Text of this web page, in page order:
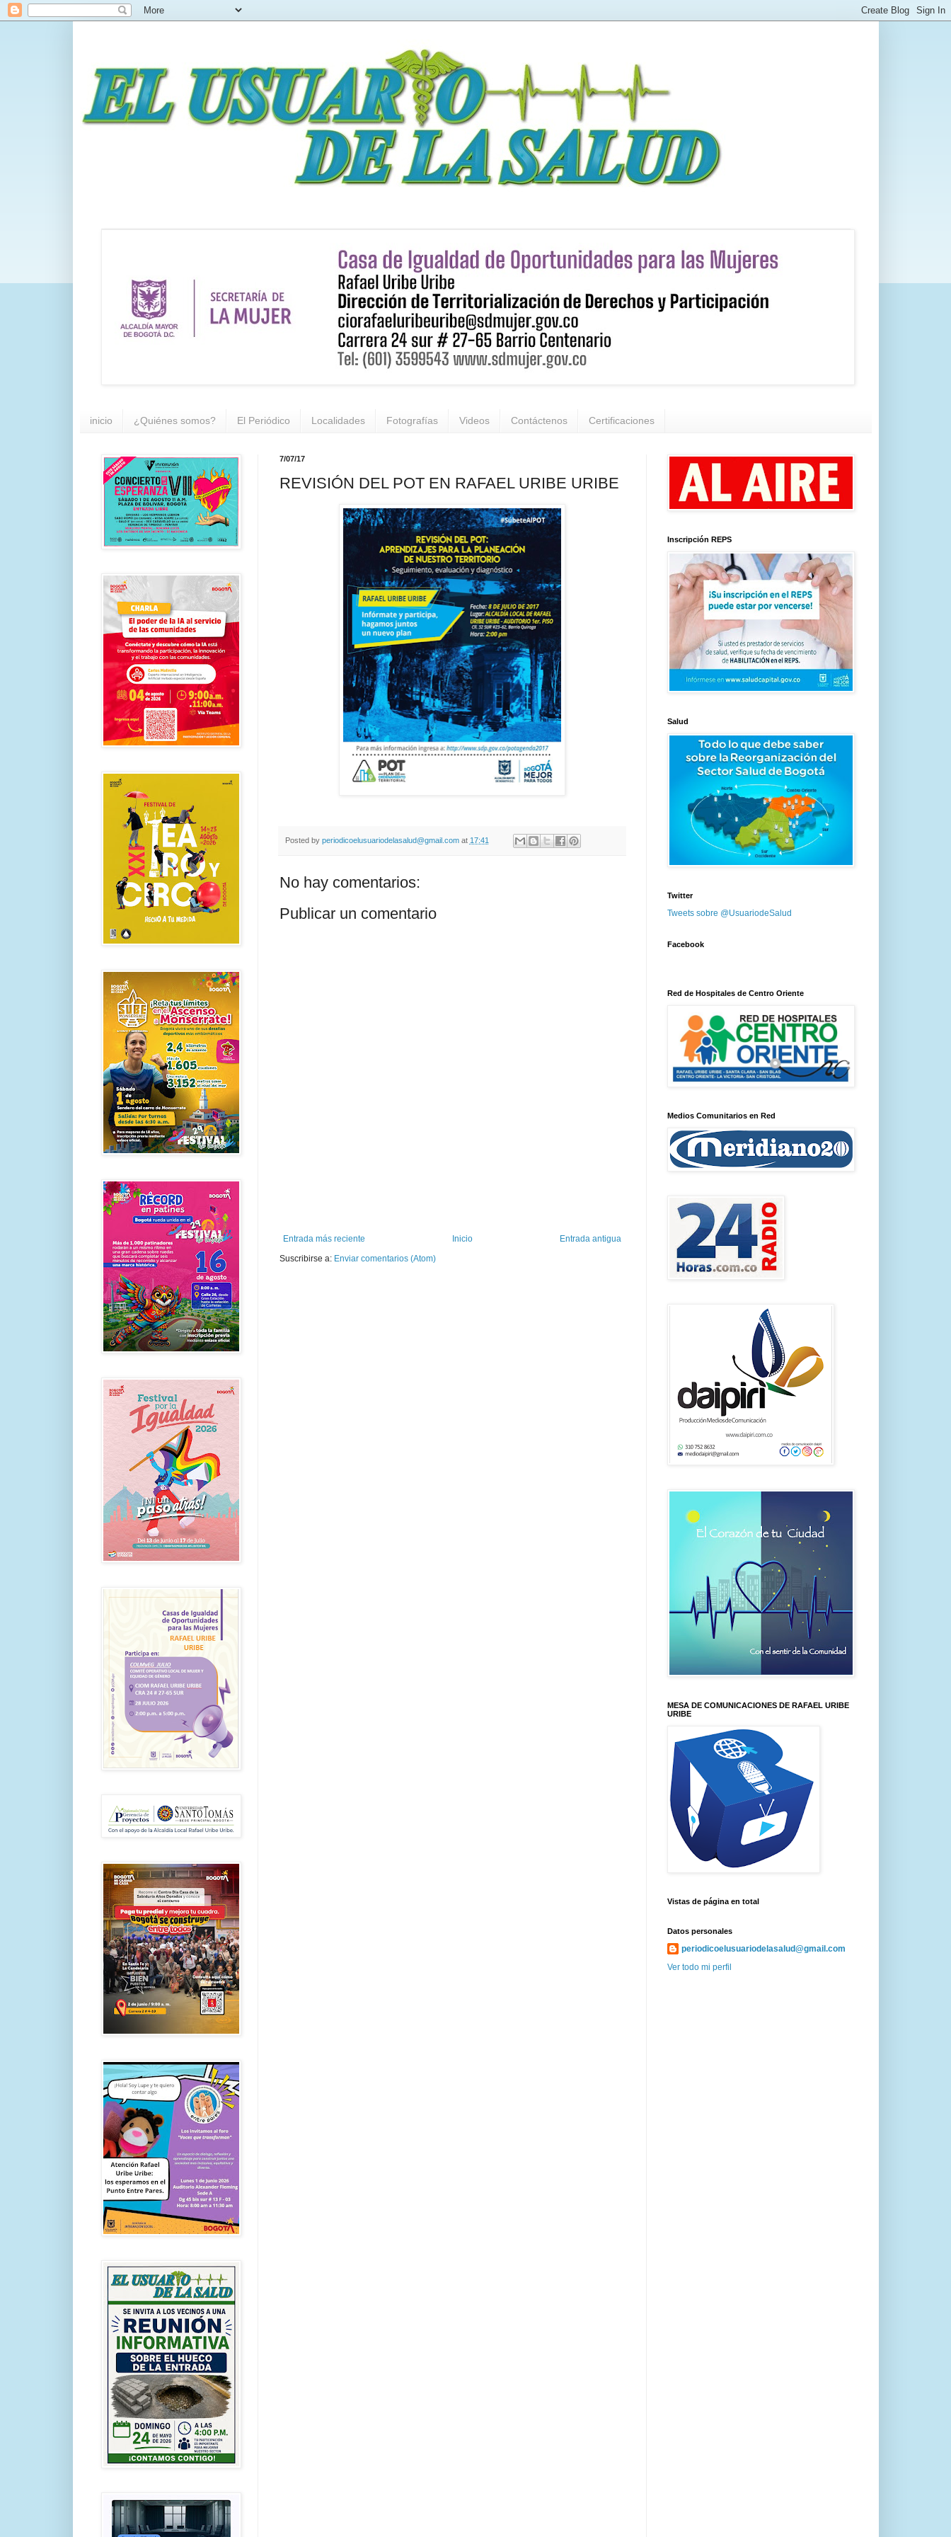
inicio ¿Quiénes somos? El Periódico Localidades Fotografías Videos Contáctenos Certificaciones
7/07/17
REVISIÓN DEL POT EN RAFAEL URIBE URIBE
Posted by periodicoelusuariodelasalud@gmail.com at 17:41
No hay comentarios:
Publicar un comentario
Entrada más reciente Entrada antigua
Inicio
Suscribirse a: Enviar comentarios (Atom)
Inscripción REPS
Salud
Twitter
Tweets sobre @UsuariodeSalud
Facebook
Red de Hospitales de Centro Oriente
Medios Comunitarios en Red
MESA DE COMUNICACIONES DE RAFAEL URIBE
URIBE
Vistas de página en total
Datos personales
periodicoelusuariodelasalud@gmail.com
Ver todo mi perfil